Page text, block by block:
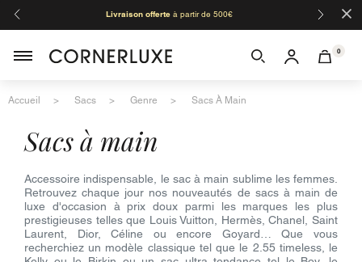
Livraison offerteà partir de 500€ ×
0
Accueil Sacs Genre Sacs À Main
sacs à main
Accessoire indispensable, le sac à main sublime les femmes.
Retrouvez chaque jour nos nouveautés de sacs à main de
luxe d'occasion à prix doux parmi les marques les plus
prestigieuses telles que Louis Vuitton, Hermès, Chanel, Saint
Laurent, Dior, Céline ou encore Goyard… Que vous
recherchiez un modèle classique tel que le 2.55 timeless, le